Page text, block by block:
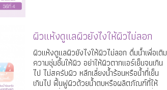
ผิวแห้งดูแลผิวยังไงให้ผิวไม่ลอก
ผิวแห้งดูแลผิวยังไงให้ผิวไม่ลอก ดื่มน้ำเพื่อเติม
ความชุ่มชื้นให้ผิว อย่าให้ผิวตากแอร์เย็นจนเกิน
ไป ไม่สครับผิว หลีกเลี่ยงน้ำร้อนหรือน้ำที่เย็น
เกินไป ฟื้นฟูผิวด้วยน้ำตบหรือผลิตภัณฑ์ที่ให้